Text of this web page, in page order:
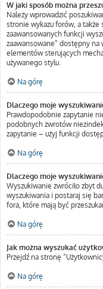
W jaki sposób można
Należy wprowadzić
stronie wykazu forów, a
zaawansowanych funkcji
zaawansowane” dostępny
elementów sterujących
używanego stylu.
Na górę
Dlaczego moje
Prawdopodobnie zapytanie
podobnych zwrotów
zapytanie – użyj funkcji
Na górę
Dlaczego moje
Wyszukiwanie zwróciło zbyt
wyszukiwania i postaraj się
fora, które mają być
Na górę
Jak można wyszukać
Przejdź na stronę
Na górę